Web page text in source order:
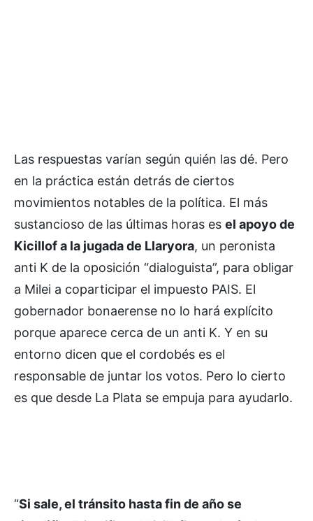
Las respuestas varían según quién las dé. Pero
en la práctica están detrás de ciertos
movimientos notables de la política. El más
sustancioso de las últimas horas es el apoyo de
Kicillof a la jugada de Llaryora, un peronista
anti K de la oposición “dialoguista”, para obligar
a Milei a coparticipar el impuesto PAIS. El
gobernador bonaerense no lo hará explícito
porque aparece cerca de un anti K. Y en su
entorno dicen que el cordobés es el
responsable de juntar los votos. Pero lo cierto
es que desde La Plata se empuja para ayudarlo.
“Si sale, el tránsito hasta fin de año se